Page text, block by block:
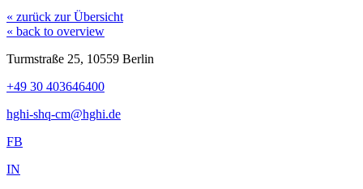
« zurück zur Übersicht
« back to overview
Turmstraße 25, 10559 Berlin
+49 30 403646400
hghi-shq-cm@hghi.de
FB
IN